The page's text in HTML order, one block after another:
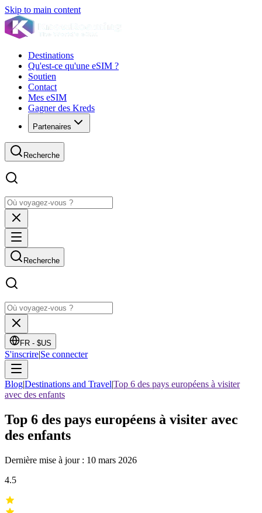
Skip to main content
Destinations
Qu'est-ce qu'une eSIM ?
Soutien
Contact
Mes eSIM
Gagner des Kreds
Partenaires
Recherche
Recherche
FR - $US
S'inscrire|Se connecter
Blog|Destinations and Travel|Top 6 des pays européens à visiter
avec des enfants
Top 6 des pays européens à visiter avec
des enfants
Dernière mise à jour : 10 mars 2026
4.5